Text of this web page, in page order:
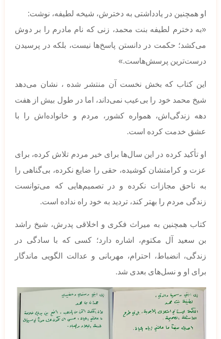
او همچنین در یادداشتی به دخترش، شیخه لطیفه، نوشت:
«به دخترم لطیفه بنت محمد، زنی که نام مادرم را بر دوش
می‌کشد؛ حکمت در دانستن پاسخ‌ها نیست، بلکه در پرسیدن
درست‌ترین پرسش‌هاست.»
این کتاب که بخش نخست آن منتشر شده ، نشان می‌دهد
شیخ محمد خود را بی‌عیب نمی‌داند، اما در طول بیش از هفت
دهه زندگی‌اش، همواره کشور، مردم و خانواده‌اش را با
عشق خدمت کرده است.
او تأکید کرده در این سال‌ها برای خیر مردم تلاش کرده، برای
عزت و کرامتشان کوشیده، حقی را ضایع نکرده، بی‌گناهی را
به ناحق مجازات نکرده و در تصمیم‌هایی که می‌توانست
زندگی مردم را بهتر کند، تردید به خود راه نداده است.
کتاب همچنین به میراث فکری و اخلاقی پدرش، شیخ راشد
بن سعید آل مکتوم، اشاره دارد؛ کسی که با سادگی در
زندگی، انضباط، احترام، مهربانی و عدالت الگویی ماندگار
برای او و نسل‌های بعدی شد.